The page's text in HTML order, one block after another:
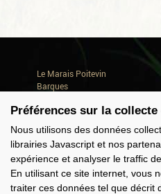
Le Marais Poitevin
Barques
Où manger
Conseils de séjour
Quoi faire
Consommer local
Domaine Cardinaud
Offres groupes
Préférences sur la collecte
Nous utilisons des données
librairies Javascript et nos
expérience et analyser le traffic
En utilisant ce site internet, vous
traiter ces données tel que décrit